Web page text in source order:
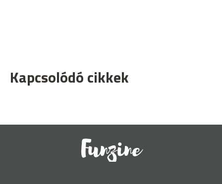
Kapcsolódó cikkek